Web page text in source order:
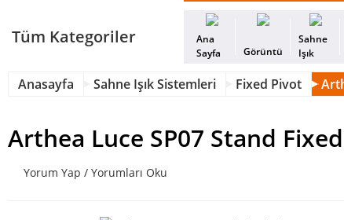
Tüm Kategoriler
Ana
Sayfa
Görüntü
Sahne
Işık
Anasayfa Sahne Işık Sistemleri Fixed Pivot
Arthea Luce SP07 Stand
Yorum Yap / Yorumları Oku